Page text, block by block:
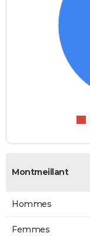
Montmeillant
Hommes
Femmes